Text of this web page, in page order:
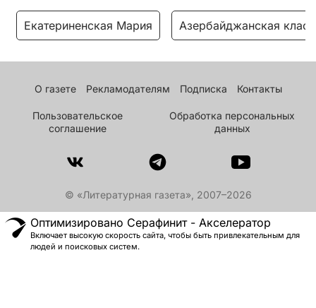
Екатериненская Мария Азербайджанская
О газете Рекламодателям Подписка Контакты
Пользовательское
соглашение
Обработка персональных
данных
© «Литературная газета», 2007–2026
Оптимизировано Серафинит - Акселератор
Включает высокую скорость сайта, чтобы быть привлекательным для
людей и поисковых систем.